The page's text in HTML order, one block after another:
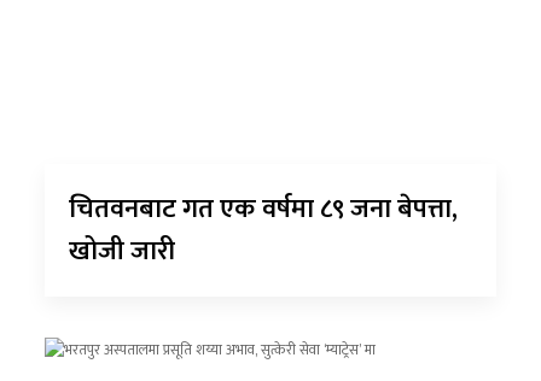
चितवनबाट गत एक वर्षमा ८९ जना बेपत्ता,
खोजी जारी